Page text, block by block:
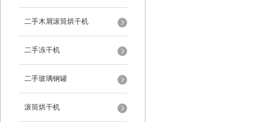
二手木屑滚筒烘干机
二手冻干机
二手玻璃钢罐
滚筒烘干机